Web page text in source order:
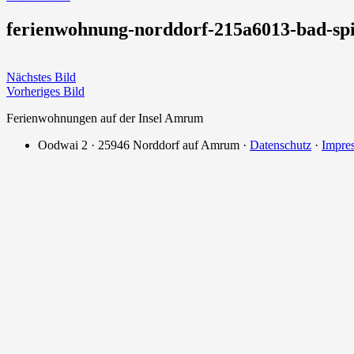
ferienwohnung-norddorf-215a6013-bad-
Nächstes Bild
Vorheriges Bild
Ferienwohnungen auf der Insel Amrum
Oodwai 2 · 25946 Norddorf auf Amrum · Datenschutz ·